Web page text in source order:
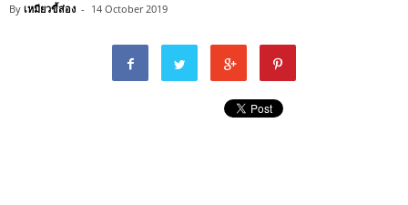
By เหมียวขี้ส่อง - 14 October 2019